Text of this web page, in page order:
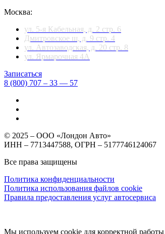
Москва:
ул. 5-я Кабельная, д. 2 стр. 6
Дмитровское ш, д. 9 стр. 4
ул. Автозаводская, д. 20 стр. 8
ул. Ярмарочная 4А
Записаться
8 (800) 707 – 33 — 57
© 2025 – ООО «Лондон Авто»
ИНН – 7713447588, ОГРН – 5177746124067
Все права защищены
Политика конфиденциальности
Политика использования файлов cookie
Правила предоставления услуг автосервиса
Мы используем cookie для корректной